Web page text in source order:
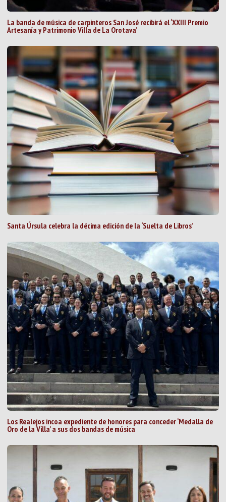
La banda de música de carpinteros San José recibirá el ‘XXIII Premio
Artesanía y Patrimonio Villa de La Orotava’
Santa Úrsula celebra la décima edición de la ‘Suelta de Libros’
Los Realejos incoa expediente de honores para conceder ‘Medalla de
Oro de la Villa’ a sus dos bandas de música